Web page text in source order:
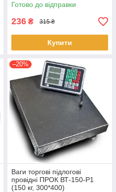
Готово до відправки
236 ₴ 315 ₴
Купити
–20%
Ваги торгові підлогові
провідні ПРОК ВТ-150-Р1
(150 кг, 300*400)